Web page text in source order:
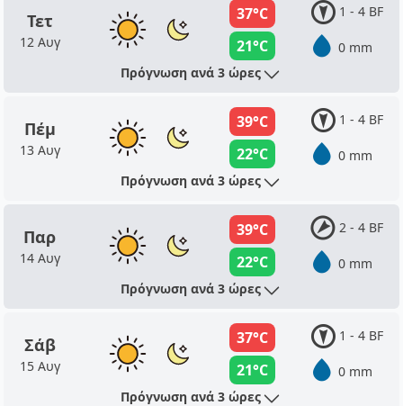
Τετ
12 Αυγ
37°C
21°C
1 - 4 BF
0 mm
Πρόγνωση ανά 3 ώρες
Πέμ
13 Αυγ
39°C
22°C
1 - 4 BF
0 mm
Πρόγνωση ανά 3 ώρες
Παρ
14 Αυγ
39°C
22°C
2 - 4 BF
0 mm
Πρόγνωση ανά 3 ώρες
Σάβ
15 Αυγ
37°C
21°C
1 - 4 BF
0 mm
Πρόγνωση ανά 3 ώρες